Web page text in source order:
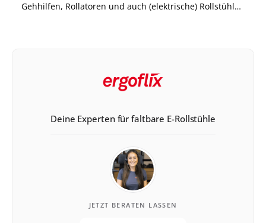
Gehhilfen, Rollatoren und auch (elektrische) Rollstühle.
Deine Experten für faltbare E-Rollstühle
JETZT BERATEN LASSEN